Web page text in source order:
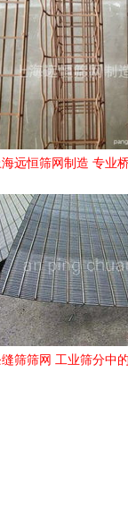
海远恒筛网制造 专业
筛筛网 工业筛分中